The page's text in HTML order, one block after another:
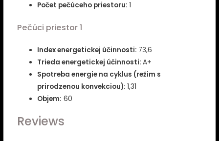
Počet pečúceho priestoru: 1
Pečúci priestor 1
Index energetickej účinnosti: 73,6
Trieda energetickej účinnosti: A+
Spotreba energie na cyklus (režim s
prirodzenou konvekciou): 1,31
Objem: 60
Reviews